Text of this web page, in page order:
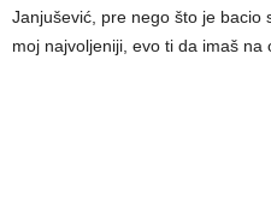
Janjušević, pre nego što je bacio
moj najvoljeniji, evo ti da imaš na